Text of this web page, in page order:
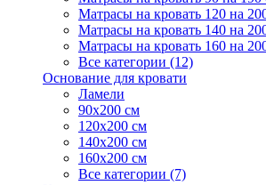
Матрасы на кровать 120 на
Матрасы на кровать 140 на
Матрасы на кровать 160 на
Все категории (12)
Основание для кровати
Ламели
90х200 см
120х200 см
140х200 см
160х200 см
Все категории (7)